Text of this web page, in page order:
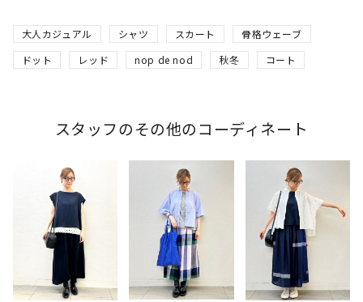
大人カジュアル シャツ スカート
骨格ウェーブ
ドット
レッド nop de nod 秋冬 コート
スタッフのその他のコーディネート